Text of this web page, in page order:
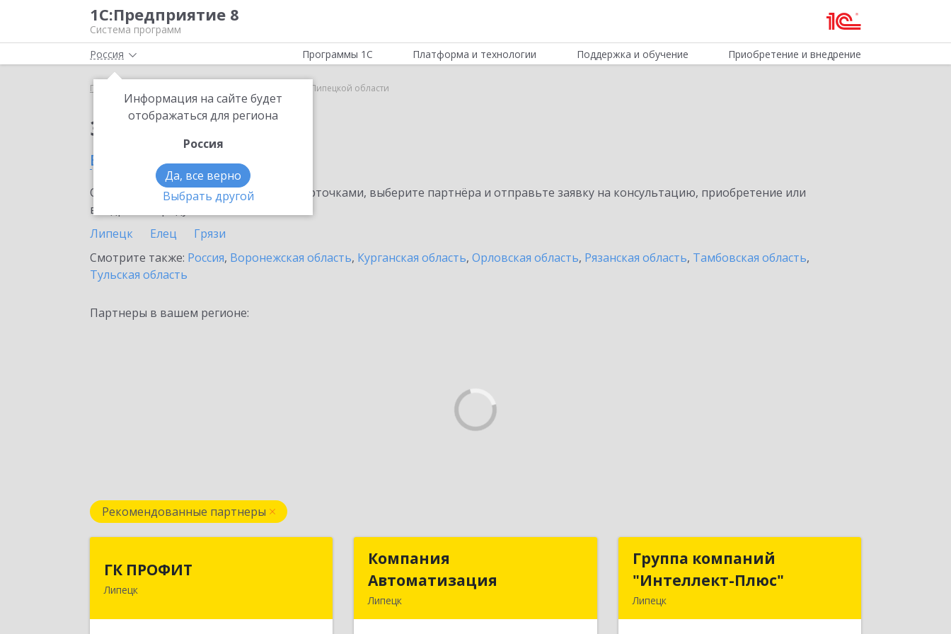
1С:Предприятие 8
Система программ
Россия
Информация на сайте будет
отображаться для региона
Россия
Да, все верно
Выбрать другой
Программы 1С Платформа и технологии Поддержка и обучение Приобретение и внедрение
Главная Smartway в Липецкой области
Заказать Smartway
в Липецкой области
Ознакомьтесь с информационными карточками, выберите партнёра и отправьте заявку на консультацию, приобретение или
внедрение продукта.
Липецк
Елец
Грязи
Смотрите также: Россия, Воронежская область, Курганская область, Орловская область, Рязанская область, Тамбовская область,
Тульская область
Партнеры в вашем регионе:
Рекомендованные партнеры
ГК ПРОФИТ
Липецк398001, Липецкая обл, Липецк г,
Компания
Автоматизация
Липецк
Автоматизация
Группа компаний
"Интеллект-Плюс"
Липецк
Группа компаний
"Интеллект-Плюс"